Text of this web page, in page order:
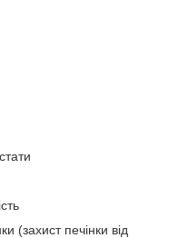
(захист печінки від